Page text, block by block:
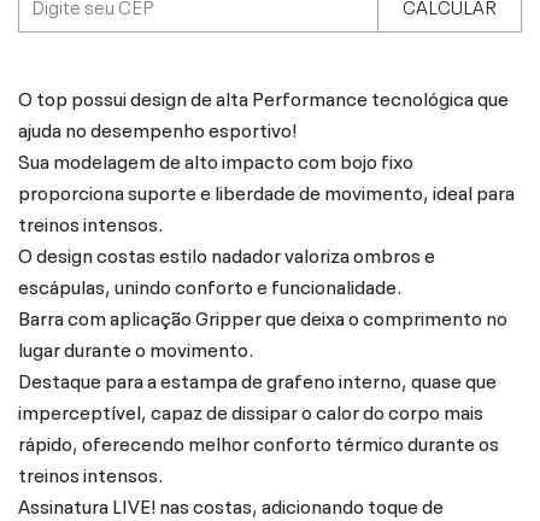
O top possui design de alta Performance tecnológica que
ajuda no desempenho esportivo!
Sua modelagem de alto impacto com bojo fixo
proporciona suporte e liberdade de movimento, ideal para
treinos intensos.
O design costas estilo nadador valoriza ombros e
escápulas, unindo conforto e funcionalidade.
Barra com aplicação Gripper que deixa o comprimento no
lugar durante o movimento.
Destaque para a estampa de grafeno interno, quase que
imperceptível, capaz de dissipar o calor do corpo mais
rápido, oferecendo melhor conforto térmico durante os
treinos intensos.
Assinatura LIVE! nas costas, adicionando toque de